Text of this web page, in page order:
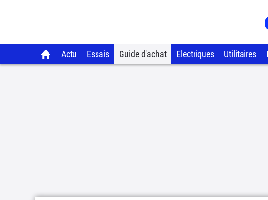
Actu Essais Guide d'achat Electriques Utilitaires